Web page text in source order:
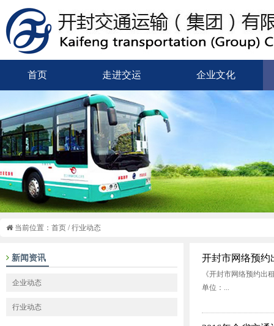
首页 走进交运 企业文化
当前位置： 首页 /行业动态
新闻资讯
企业动态
行业动态
开封市网络预约
《开封市网络预约出
单位：...